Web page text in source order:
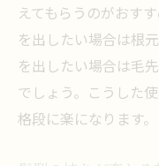
えてもらうのがおす
を出したい場合は根
を出したい場合は毛
でしょう。こうした
格段に楽になります。